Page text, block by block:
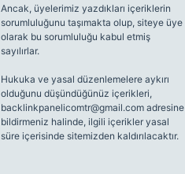
Ancak, üyelerimiz yazdıkları içeriklerin
sorumluluğunu taşımakta olup, siteye üye
olarak bu sorumluluğu kabul etmiş
sayılırlar.
Hukuka ve yasal düzenlemelere aykırı
olduğunu düşündüğünüz içerikleri,
backlinkpanelicomtr@gmail.comadresine
bildirmeniz halinde, ilgili içerikler yasal
süre içerisinde sitemizden kaldırılacaktır.